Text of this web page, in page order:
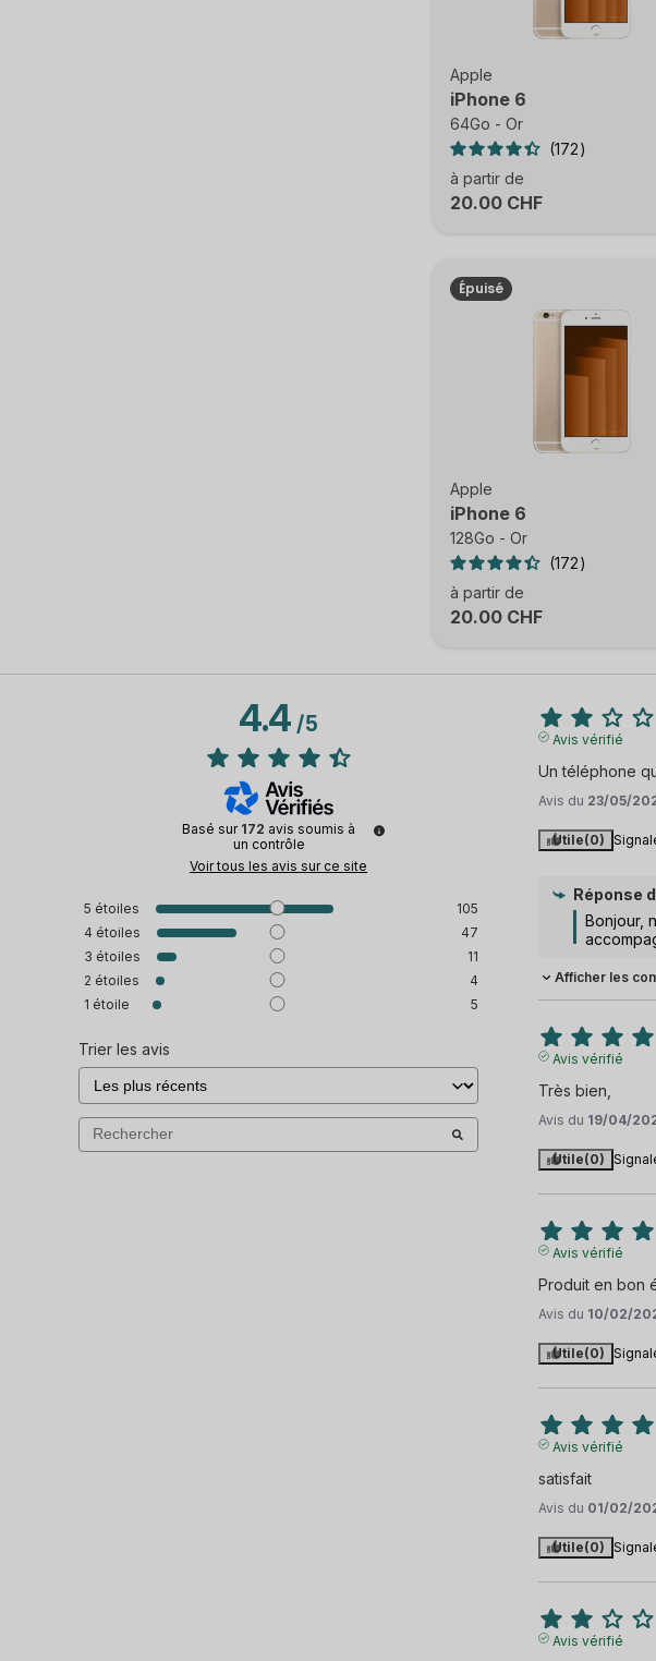
Apple
iPhone 6
64Go - Or
172
à partir de
20.00 CHF
Épuisé
Apple
iPhone 6
128Go - Or
172
à partir de
20.00 CHF
4.4/5
Basé sur 172 avis soumis à
un contrôle
Voir tous les avis sur ce site
5 étoiles
105
4 étoiles
47
3 étoiles
11
2 étoiles
4
1 étoile 5
Trier les avis
Avis vérifié
Un téléphone
Avis du 23/05/
Utile(0)
Réponse
Bonjour,
Afficher les
Avis vérifié
Très bien,
Avis du 19/04/
Utile(0)
Avis vérifié
Produit en bon
Avis du 10/02/
Utile(0)
Avis vérifié
satisfait
Avis du 01/02/
Utile(0)
Avis vérifié